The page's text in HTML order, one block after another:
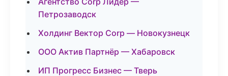
Петрозаводск
Холдинг Вектор Corp — Новокузнецк
ООО Актив Партнёр — Хабаровск
ИП Прогресс Бизнес — Тверь